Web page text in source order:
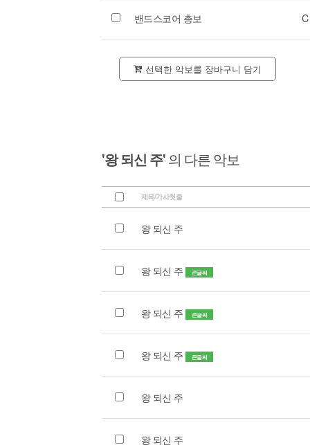
밴드스코어 총보
선택한 악보를 장바구니 담기
'왕 되신 주'의 다른 악보
제목/가사첫줄
왕 되신 주
왕 되신 주 큰글씨
왕 되신 주 큰글씨
왕 되신 주 큰글씨
왕 되신 주
왕 되신 주